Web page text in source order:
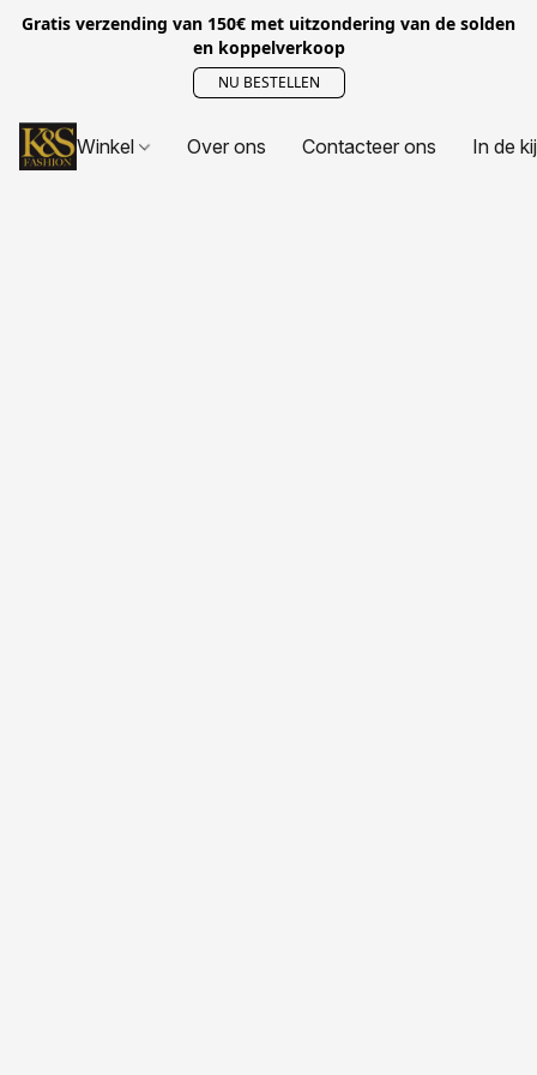
Gratis verzending van 150€ met uitzondering van de solden
en koppelverkoop
NU BESTELLEN
Winkel Over ons Contacteer ons In de